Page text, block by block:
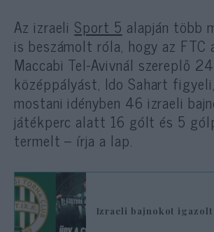
Az izraeli Sport 5 alapján több
is beszámolt róla, hogy az FTC
Maccabi Tel-Avivnál szereplő
középpályást, Ido Sahart
mostani idényben 46 izraeli
játékperc alatt 16 gólt és 5
termelt – írja a lap.
Izraeli bajnokot igazolt